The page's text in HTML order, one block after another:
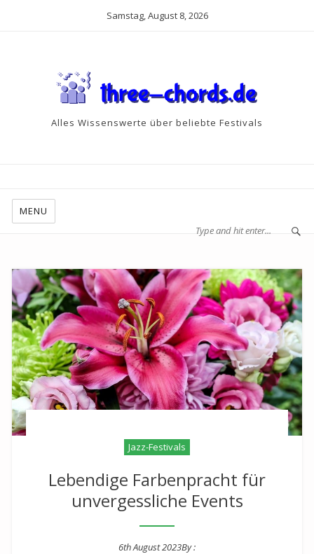
Samstag, August 8, 2026
Alles Wissenswerte über beliebte Festivals
MENU
Jazz-Festivals
Lebendige Farbenpracht für
unvergessliche Events
6th August 2023By :